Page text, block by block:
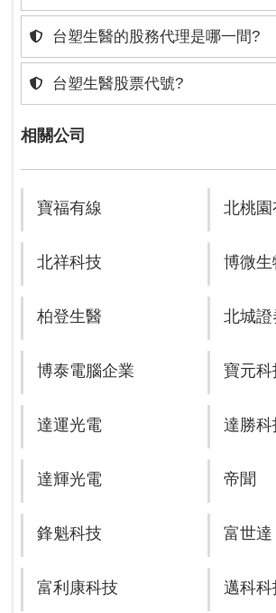
台塑生醫的股務代理是哪一間?
台塑生醫股票代號?
相關公司
寶福有線 北桃園
北祥科技 博微生
柏登生醫 北城證
博泰電腦企業 寶元科
達運光電 達勝科
達輝光電 帝聞
鋒魁科技 富世達
富利康科技 邁科科